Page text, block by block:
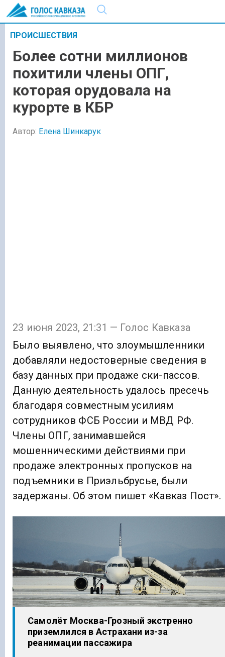
ПРОИСШЕСТВИЯ
Более сотни миллионов
похитили члены ОПГ,
которая орудовала на
курорте в КБР
Автор: Елена Шинкарук
23 июня 2023, 21:31 — Голос Кавказа
Было выявлено, что злоумышленники
добавляли недостоверные сведения в
базу данных при продаже ски-пассов.
Данную деятельность удалось пресечь
благодаря совместным усилиям
сотрудников ФСБ России и МВД РФ.
Члены ОПГ, занимавшейся
мошенническими действиями при
продаже электронных пропусков на
подъемники в Приэльбрусье, были
задержаны. Об этом пишет «Кавказ Пост».
Самолёт Москва-Грозный экстренно
приземлился в Астрахани из-за
реанимации пассажира